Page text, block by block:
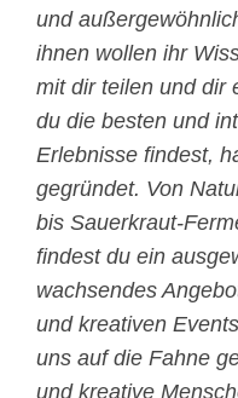
und
ihnen wollen ihr
mit dir teilen und dir
du die besten und
Erlebnisse findest,
gegründet. Von
bis Sauerkraut-
findest du ein
wachsendes
und kreativen
uns auf die Fahne
und kreative